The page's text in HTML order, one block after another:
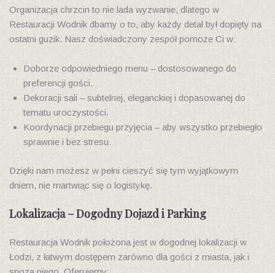
Organizacja chrzcin to nie lada wyzwanie, dlatego w
Restauracji Wodnik dbamy o to, aby każdy detal był dopięty na
ostatni guzik. Nasz doświadczony zespół pomoże Ci w:
Doborze odpowiedniego menu – dostosowanego do
preferencji gości.
Dekoracji sali – subtelnej, eleganckiej i dopasowanej do
tematu uroczystości.
Koordynacji przebiegu przyjęcia – aby wszystko przebiegło
sprawnie i bez stresu.
Dzięki nam możesz w pełni cieszyć się tym wyjątkowym
dniem, nie martwiąc się o logistykę.
Lokalizacja – Dogodny Dojazd i Parking
Restauracja Wodnik położona jest w dogodnej lokalizacji w
Łodzi, z łatwym dostępem zarówno dla gości z miasta, jak i